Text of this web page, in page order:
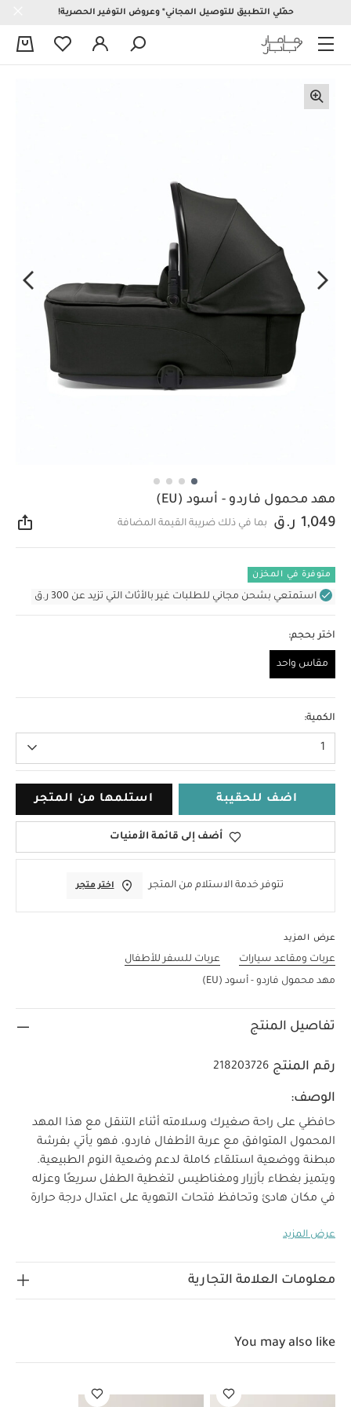
حمّلي التطبيق للتوصيل المجاني* وعروض التوفير الحصرية!
مهد محمول فاردو - أسود (EU)
1,049 ر.ق بما في ذلك ضريبة القيمة المضافة
متوفرة في المخزن
استمتعي بشحن مجاني للطلبات غير بالأثاث التي تزيد عن 300 ر.ق
اختر بحجم:
مقاس واحد
الكمية:
1
اضف للحقيبة استلمها من المتجر
أضف إلى قائمة الأمنيات
تتوفر خدمة الاستلام من المتجر اختر متجر
عرض المزيد
عربات ومقاعد سيارات
عربات للسفر للأطفال
مهد محمول فاردو - أسود (EU)
تفاصيل المنتج
رقم المنتج 218203726
الوصف:
حافظي على راحة صغيرك وسلامته أثناء التنقل مع هذا المهد
المحمول المتوافق مع عربة الأطفال فاردو، فهو يأتي بفرشة
مبطنة ووضعية استلقاء كاملة لدعم وضعية النوم الطبيعية.
ويتميز بغطاء بأزرار ومغناطيس لتغطية الطفل سريعًا وعزله
في مكان هادئ وتحافظ فتحات التهوية على اعتدال درجة حرارة
معاد تدويره بلون أسود كلاسيكي أنيق.
بفتحات بطانة من قماش متشابك وناعم للشعور براحة فائقة
بملمس مرن وناعم على بشرة الطفل
للطي مع فتحة تهوية شبكية في الخلف
خامات وبطانات بملمس
عرض المزيد
معلومات العلامة التجارية
You may also like